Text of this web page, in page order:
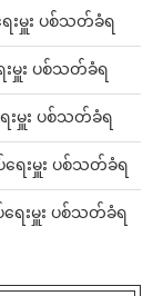
းမှူး ပစ်သတ်ခံရ
မှူး ပစ်သတ်ခံရ
းမှူး ပစ်သတ်ခံရ
ေးမှူး ပစ်သတ်ခံရ
ေးမှူး ပစ်သတ်ခံရ